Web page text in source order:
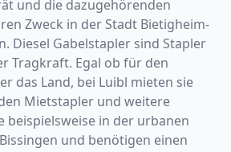
und die dazugehörenden
Zweck in der Stadt Bietigheim-
Diesel Gabelstapler sind Stapler
Tragkraft. Egal ob für den
das Land, bei Luibl mieten sie
Mietstapler und weitere
beispielsweise in der urbanen
und benötigen einen